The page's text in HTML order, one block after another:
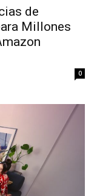
de
Millones
0